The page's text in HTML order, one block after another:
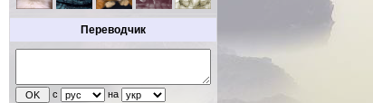
Переводчик
с на